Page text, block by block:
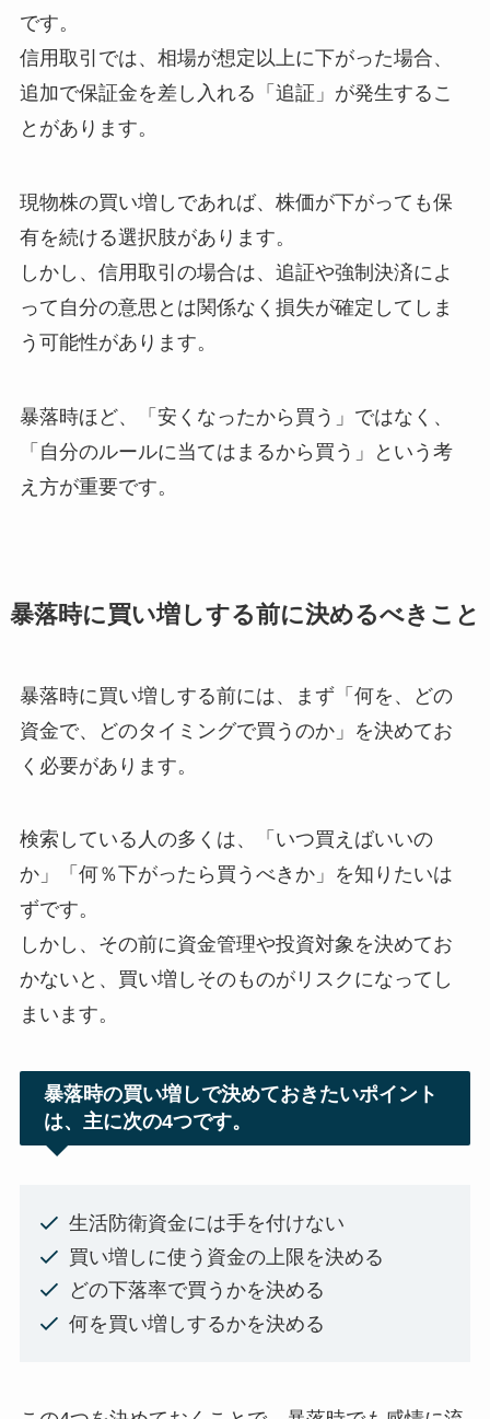
です。
信用取引では、相場が想定以上に下がった場合、
追加で保証金を差し入れる「追証」が発生するこ
とがあります。
現物株の買い増しであれば、株価が下がっても保
有を続ける選択肢があります。
しかし、信用取引の場合は、追証や強制決済によ
って自分の意思とは関係なく損失が確定してしま
う可能性があります。
暴落時ほど、「安くなったから買う」ではなく、
「自分のルールに当てはまるから買う」という考
え方が重要です。
暴落時に買い増しする前に決めるべきこと
暴落時に買い増しする前には、まず「何を、どの
資金で、どのタイミングで買うのか」を決めてお
く必要があります。
検索している人の多くは、「いつ買えばいいの
か」「何％下がったら買うべきか」を知りたいは
ずです。
しかし、その前に資金管理や投資対象を決めてお
かないと、買い増しそのものがリスクになってし
まいます。
暴落時の買い増しで決めておきたいポイント
は、主に次の4つです。
生活防衛資金には手を付けない
買い増しに使う資金の上限を決める
どの下落率で買うかを決める
何を買い増しするかを決める